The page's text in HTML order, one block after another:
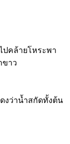
ปคล้ายโหระพา
ขาว
งว่าน้ำสกัดทั้งต้น